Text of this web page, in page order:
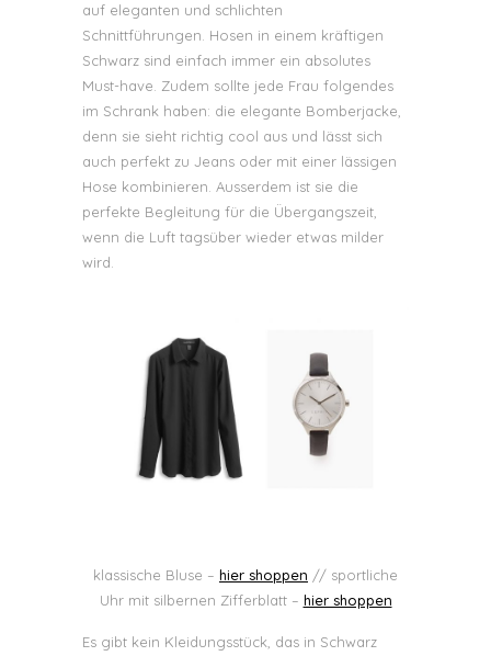
auf eleganten und schlichten
Schnittführungen. Hosen in einem kräftigen
Schwarz sind einfach immer ein absolutes
Must-have. Zudem sollte jede Frau folgendes
im Schrank haben: die elegante Bomberjacke,
denn sie sieht richtig cool aus und lässt sich
auch perfekt zu Jeans oder mit einer lässigen
Hose kombinieren. Ausserdem ist sie die
perfekte Begleitung für die Übergangszeit,
wenn die Luft tagsüber wieder etwas milder
wird.
klassische Bluse – hier shoppen // sportliche
Uhr mit silbernen Zifferblatt – hier shoppen
Es gibt kein Kleidungsstück, das in Schwarz